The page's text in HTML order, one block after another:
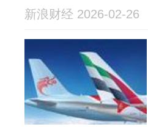
新浪财经 2026-02-26